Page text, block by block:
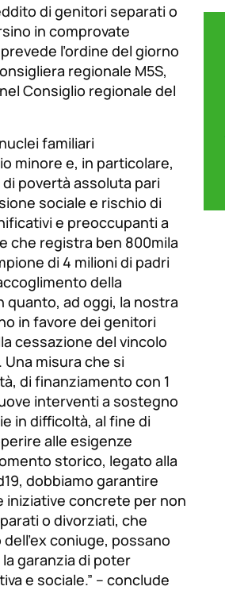
di genitori separati o
in comprovate
l’ordine del giorno
regionale M5S,
Consiglio regionale del
familiari
minore e, in particolare,
povertà assoluta pari
sociale e rischio di
e preoccupanti a
che registra ben 800mila
di 4 milioni di padri
della
quanto, ad oggi, la nostra
in favore dei genitori
cessazione del vincolo
misura che si
di finanziamento con 1
interventi a sostegno
in difficoltà, al fine di
alle esigenze
storico, legato alla
dobbiamo garantire
iniziative concrete per non
o divorziati, che
coniuge, possano
garanzia di poter
e sociale.” – conclude